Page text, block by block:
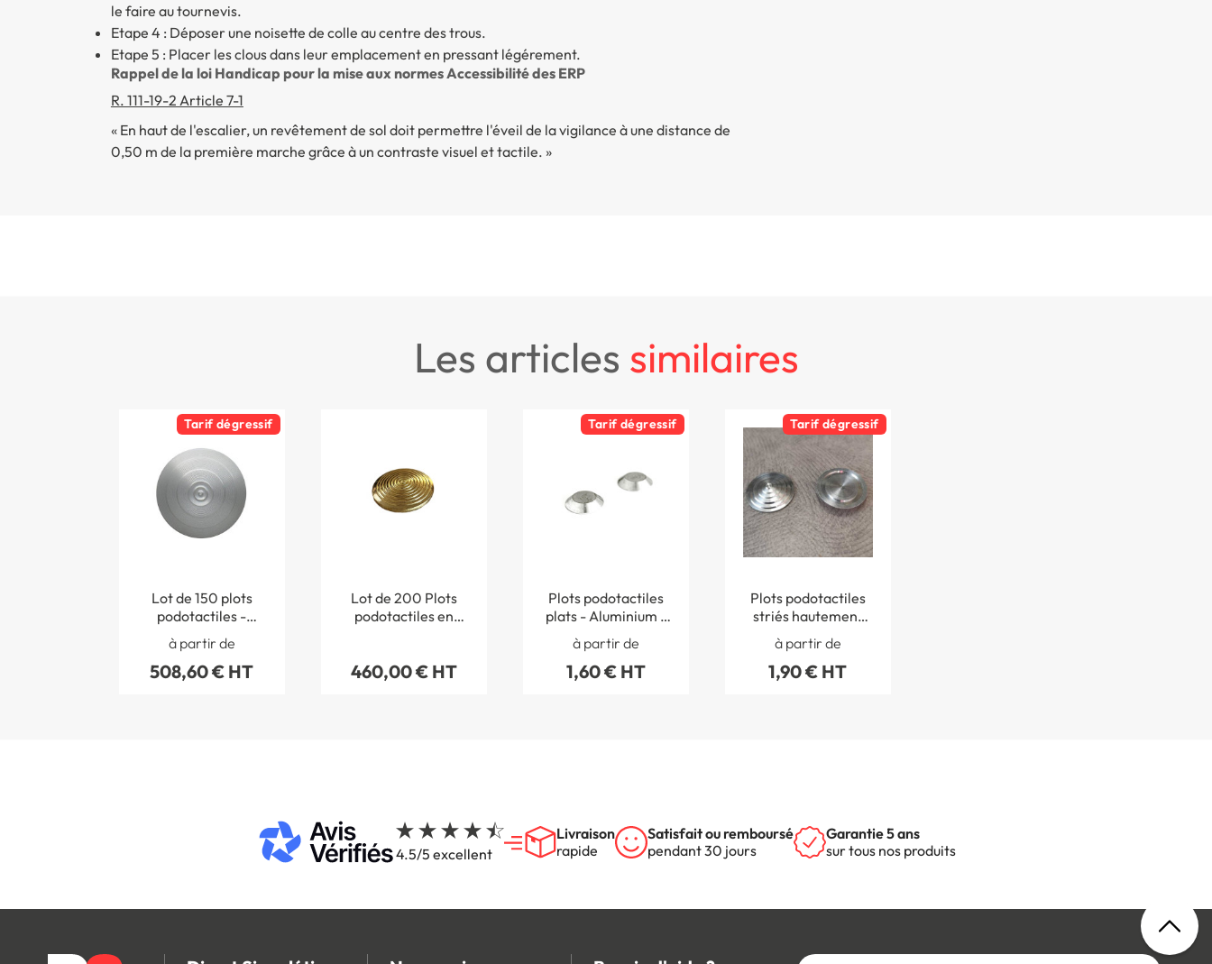
le faire au tournevis.
Etape 4 : Déposer une noisette de colle au centre des trous.
Etape 5 : Placer les clous dans leur emplacement en pressant légérement.
Rappel de la loi Handicap pour la mise aux normes Accessibilité des ERP
R. 111-19-2 Article 7-1
« En haut de l'escalier, un revêtement de sol doit permettre l'éveil de la vigilance à une distance de
0,50 m de la première marche grâce à un contraste visuel et tactile. »
les articles similaires
Tarif dégressif
Lot de 150 plots
podotactiles -
Aluminium anodisé
naturel mat - Auto-
adhésif - Intérieur
à partir de
508,60 € HT
Lot de 200 Plots
podotactiles en
460,00 € HT
Tarif dégressif
Plots podotactiles
plats - Aluminium -
Intérieur - A l´unité
à partir de
1,60 € HT
Tarif dégressif
Plots podotactiles
striés hautement
antidérapant -
Aluminium -
Intérieur - A l´unité
à partir de
1,90 € HT
4.5/5 excellent
Livraison
rapide
Satisfait ou remboursé
pendant 30 jours
Garantie 5 ans
sur tous nos produits